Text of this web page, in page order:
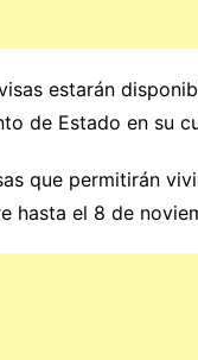
estarán
de Estado en su
que permitirán
hasta el 8 de